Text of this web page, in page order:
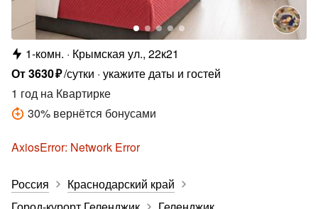
1-комн.
Крымская ул., 22к21
От3630₽/сутки укажите даты и гостей
1 год на Квартирке
30% вернётся бонусами
AxiosError: Network Error
Россия
Краснодарский край